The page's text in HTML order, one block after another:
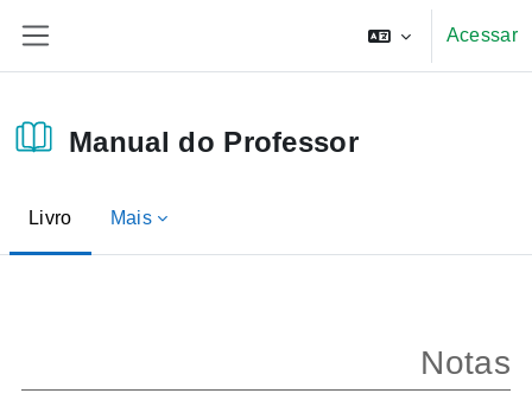
Acessar
Manual do Professor
Livro Mais
Notas